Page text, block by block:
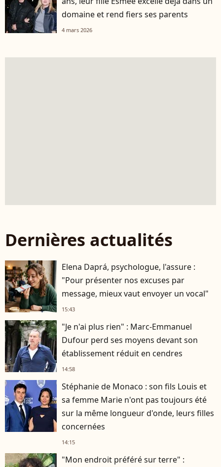
domaine et rend fiers ses parents
4 mars 2026
Dernières actualités
Elena Daprá, psychologue, l'assure :
"Pour présenter nos excuses par
message, mieux vaut envoyer un vocal"
15:43
"Je n'ai plus rien" : Marc-Emmanuel
Dufour perd ses moyens devant son
établissement réduit en cendres
14:58
Stéphanie de Monaco : son fils Louis et
sa femme Marie n'ont pas toujours été
sur la même longueur d'onde, leurs filles
concernées
14:15
"Mon endroit préféré sur terre" :